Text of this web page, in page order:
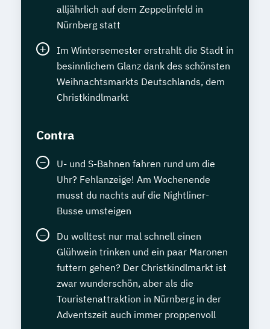
alljährlich auf dem Zeppelinfeld in
Nürnberg statt
Im Wintersemester erstrahlt die Stadt in
besinnlichem Glanz dank des schönsten
Weihnachtsmarkts Deutschlands, dem
Christkindlmarkt
Contra
U- und S-Bahnen fahren rund um die
Uhr? Fehlanzeige! Am Wochenende
musst du nachts auf die Nightliner-
Busse umsteigen
Du wolltest nur mal schnell einen
Glühwein trinken und ein paar Maronen
futtern gehen? Der Christkindlmarkt ist
zwar wunderschön, aber als die
Touristenattraktion in Nürnberg in der
Adventszeit auch immer proppenvoll